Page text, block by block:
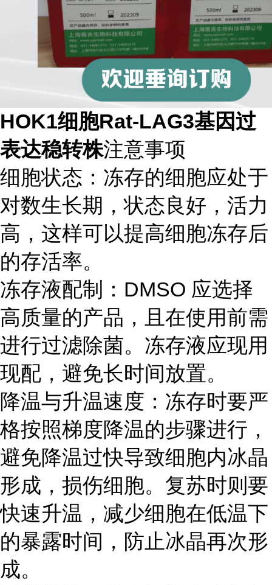
HOK1细胞Rat-LAG3基因过
表达稳转株注意事项
细胞状态：冻存的细胞应处于
对数生长期，状态良好，活力
高，这样可以提高细胞冻存后
的存活率。
冻存液配制：DMSO 应选择
高质量的产品，且在使用前需
进行过滤除菌。冻存液应现用
现配，避免长时间放置。
降温与升温速度：冻存时要严
格按照梯度降温的步骤进行，
避免降温过快导致细胞内冰晶
形成，损伤细胞。复苏时则要
快速升温，减少细胞在低温下
的暴露时间，防止冰晶再次形
成。